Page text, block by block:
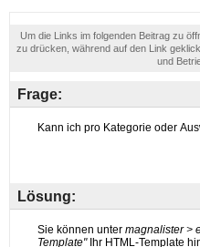
Um die Links im folgenden Beitrag zu
zu drücken, während auf den Link
und
Frage:
Lösung: